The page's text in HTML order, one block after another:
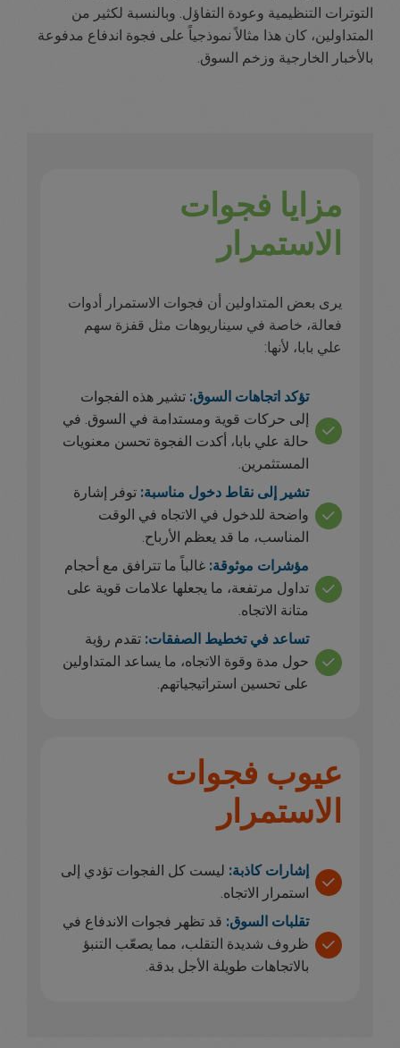
التوترات التنظيمية وعودة التفاؤل. وبالنسبة لكثير من
المتداولين، كان هذا مثالاً نموذجياً على فجوة اندفاع مدفوعة
بالأخبار الخارجية وزخم السوق.
مزايا فجوات
الاستمرار
يرى بعض المتداولين أن فجوات الاستمرار أدوات
فعالة، خاصة في سيناريوهات مثل قفزة سهم
علي بابا، لأنها:
تؤكد اتجاهات السوق: تشير هذه الفجوات
إلى حركات قوية ومستدامة في السوق. في
حالة علي بابا، أكدت الفجوة تحسن معنويات
المستثمرين.
تشير إلى نقاط دخول مناسبة: توفر إشارة
واضحة للدخول في الاتجاه في الوقت
المناسب، ما قد يعظم الأرباح.
مؤشرات موثوقة: غالباً ما تترافق مع أحجام
تداول مرتفعة، ما يجعلها علامات قوية على
متانة الاتجاه.
تساعد في تخطيط الصفقات: تقدم رؤية
حول مدة وقوة الاتجاه، ما يساعد المتداولين
على تحسين استراتيجياتهم.
عيوب فجوات
الاستمرار
إشارات كاذبة: ليست كل الفجوات تؤدي إلى
استمرار الاتجاه.
تقلبات السوق: قد تظهر فجوات الاندفاع في
ظروف شديدة التقلب، مما يصعّب التنبؤ
بالاتجاهات طويلة الأجل بدقة.